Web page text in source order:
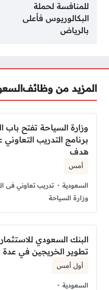
للمنافسة لحملة
البكالوريوس فأعلى
بالرياض
المزيد من وظائف
وزارة السياحة تفتح باب
برنامج التدريب
هدف
أمس
السعودية
تدريب تعاوني فى
وزارة السياحة
البنك السعودي
تطوير الخريجين في
أول أمس
السعودية